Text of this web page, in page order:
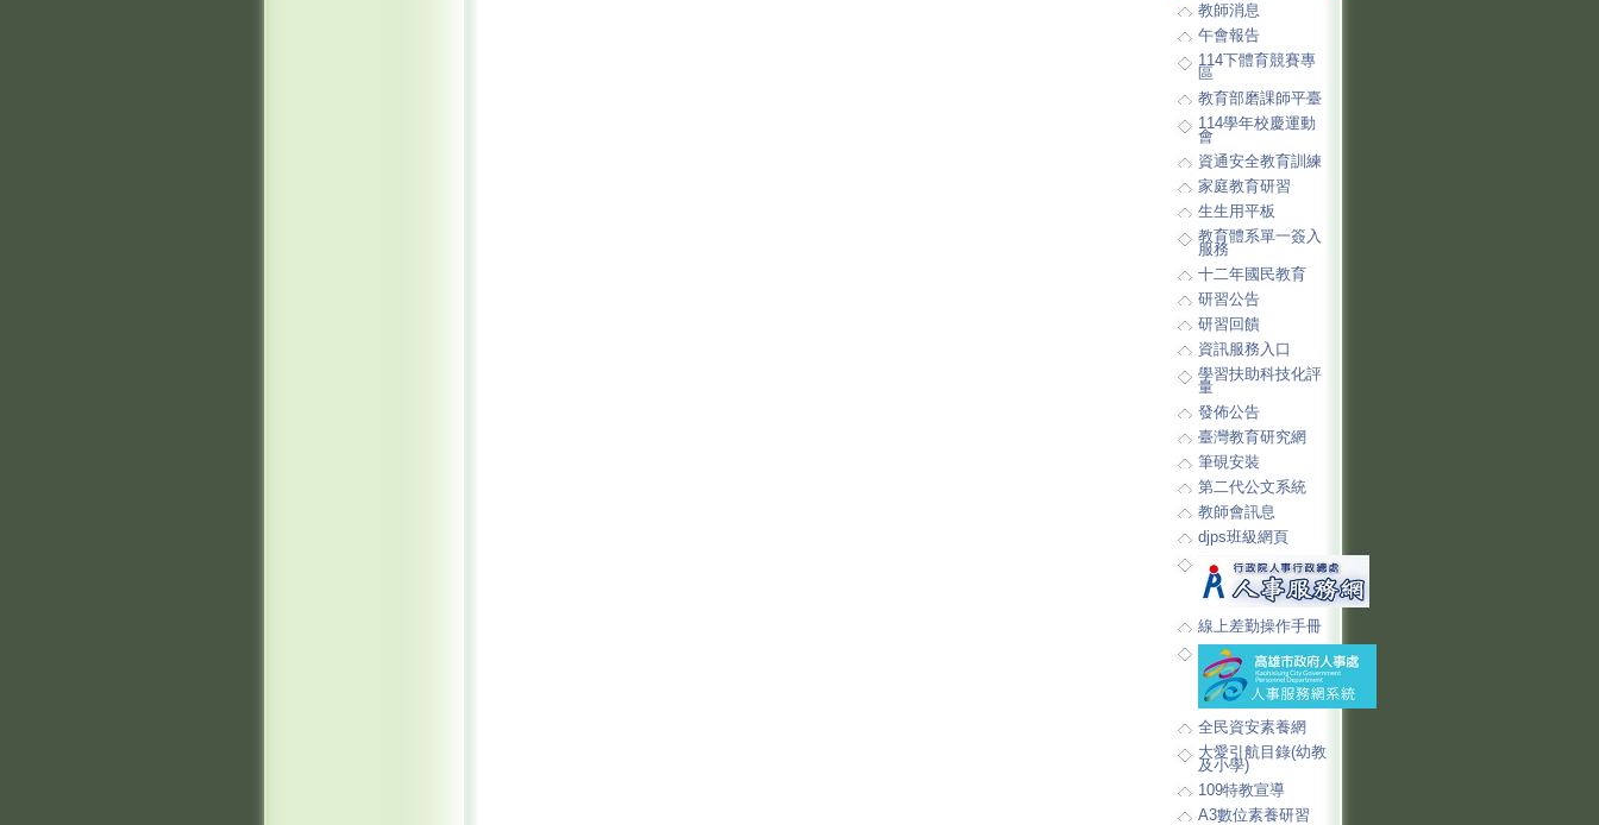
教師消息
午會報告
114下體育競賽專
區
教育部磨課師平臺
114學年校慶運動
會
資通安全教育訓練
家庭教育研習
生生用平板
教育體系單一簽入
服務
十二年國民教育
研習公告
研習回饋
資訊服務入口
學習扶助科技化評
量
發佈公告
臺灣教育研究網
筆硯安裝
第二代公文系統
教師會訊息
djps班級網頁
線上差勤操作手冊
全民資安素養網
大愛引航目錄(幼教
及小學)
109特教宣導
A3數位素養研習